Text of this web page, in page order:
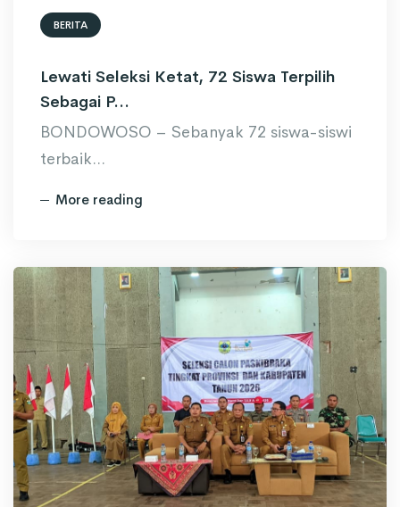
BERITA
Lewati Seleksi Ketat, 72 Siswa Terpilih
Sebagai P...
BONDOWOSO – Sebanyak 72 siswa-siswi
terbaik...
More reading